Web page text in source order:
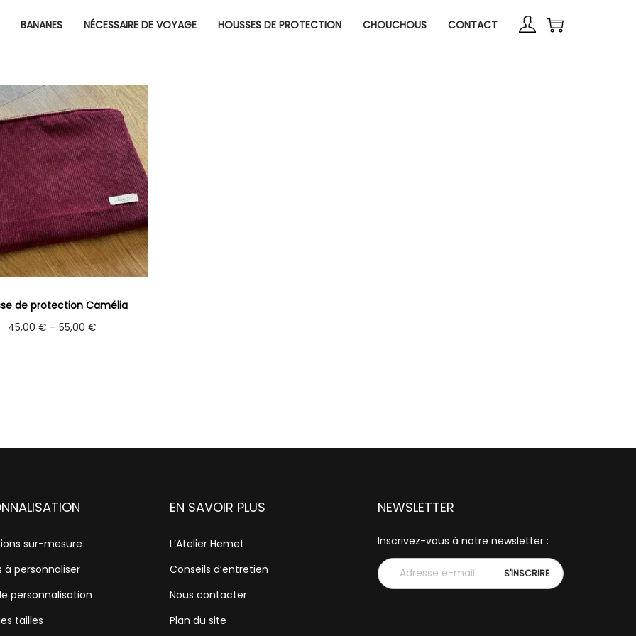
BANANES NÉCESSAIRE DE VOYAGE HOUSSES DE PROTECTION CHOUCHOUS CONTACT
de protection Camélia
45,00€ –55,00€
sur-mesure
à personnaliser
personnalisation
tailles
EN SAVOIR PLUS
L’Atelier Hemet
Conseils d’entretien
Nous contacter
Plan du site
NEWSLETTER
Inscrivez-vous à notre newsletter :